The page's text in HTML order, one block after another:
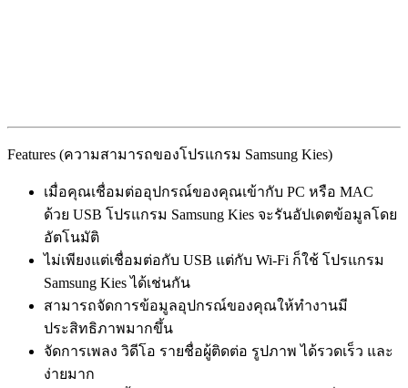
Features (ความสามารถของโปรแกรม Samsung Kies)
เมื่อคุณเชื่อมต่ออุปกรณ์ของคุณเข้ากับ PC หรือ MAC
ด้วย USB โปรแกรม Samsung Kies จะรันอัปเดตข้อมูลโดย
อัตโนมัติ
ไม่เพียงแต่เชื่อมต่อกับ USB แต่กับ Wi-Fi ก็ใช้ โปรแกรม
Samsung Kies ได้เช่นกัน
สามารถจัดการข้อมูลอุปกรณ์ของคุณให้ทำงานมี
ประสิทธิภาพมากขึ้น
จัดการเพลง วิดีโอ รายชื่อผู้ติดต่อ รูปภาพ ได้รวดเร็ว และ
ง่ายมาก